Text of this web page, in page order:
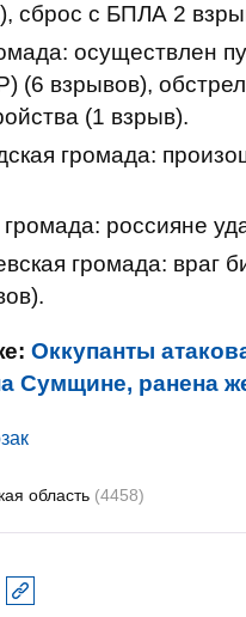
сброс с БПЛА 2
осуществлен
(6 взрывов),
(1 взрыв).
громада:
россияне
громада: враг
Оккупанты
Сумщине, ранена
область (4458)